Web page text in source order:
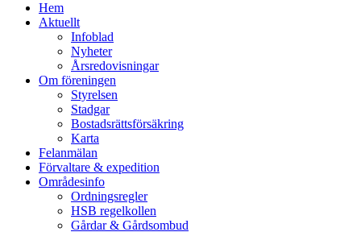
Hem
Aktuellt
Infoblad
Nyheter
Årsredovisningar
Om föreningen
Styrelsen
Stadgar
Bostadsrättsförsäkring
Karta
Felanmälan
Förvaltare & expedition
Områdesinfo
Ordningsregler
HSB regelkollen
Gårdar & Gårdsombud